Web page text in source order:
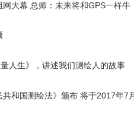
大幕 总师：未来将和GPS一样牛
人生》，讲述我们测绘人的故事
共和国测绘法》颁布 将于2017年7